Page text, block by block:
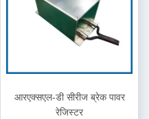
आरएक्सएल-डी सीरीज ब्रेक पावर
रेजिस्टर